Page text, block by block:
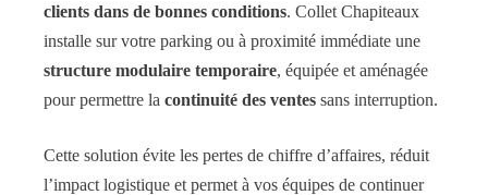
clients dans de bonnes conditions. Collet Chapiteaux
installe sur votre parking ou à proximité immédiate une
structure modulaire temporaire, équipée et aménagée
pour permettre la continuité des ventes sans interruption.
Cette solution évite les pertes de chiffre d’affaires, réduit
l’impact logistique et permet à vos équipes de continuer